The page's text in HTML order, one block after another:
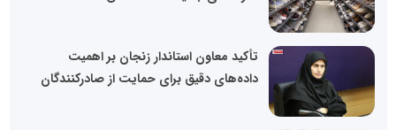
تأکید معاون استاندار زنجان بر اهمیت
داده‌های دقیق برای حمایت از صادرکنندگان